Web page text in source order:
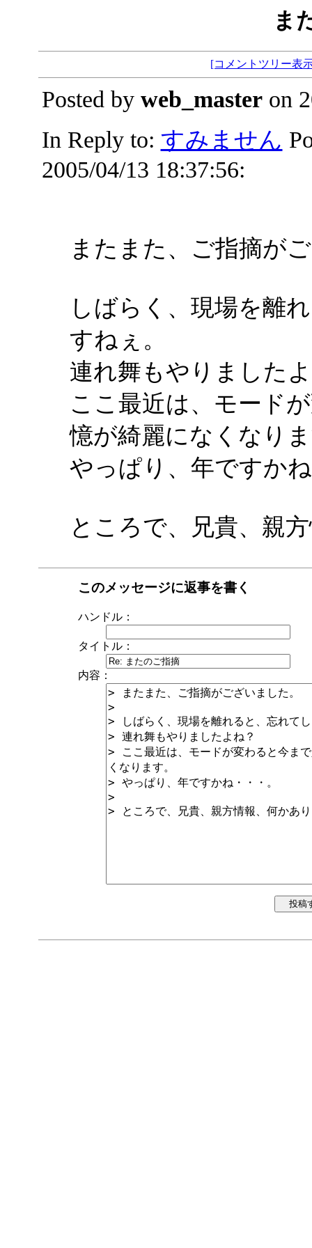
ま
[コメントツリー表
Posted by web_masteron
In Reply to: すみません
2005/04/13 18:37:56:
またまた、ご指摘が
しばらく、現場を離
すねぇ。
連れ舞もやりました
ここ最近は、モード
憶が綺麗になくなり
やっぱり、年ですか
ところで、兄貴、親
このメッセージに返事を書く
ハンドル：
タイトル：
内容：